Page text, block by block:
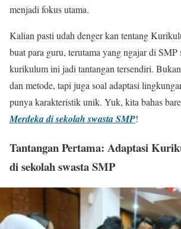
menjadi fokus utama.
Kalian pasti udah denger kan tentang
buat para guru, terutama yang ngajar di SMP
kurikulum ini jadi tantangan tersendiri.
dan metode, tapi juga soal adaptasi
punya karakteristik unik. Yuk, kita bahas
Merdeka di sekolah swasta SMP!
Tantangan Pertama: Adaptasi
di sekolah swasta SMP